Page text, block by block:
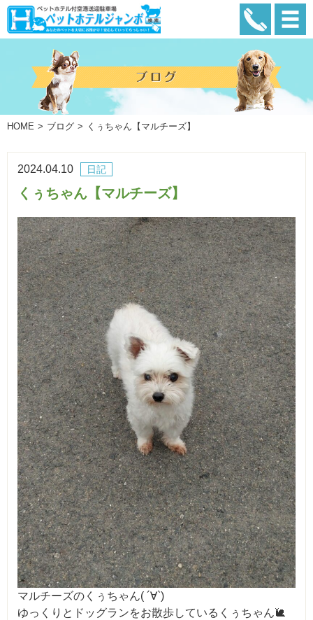
HOME ブログ くぅちゃん【マルチーズ】
日記
2024.04.10
くぅちゃん【マルチーズ】
マルチーズのくぅちゃん( ´∀`)
ゆっくりとドッグランをお散歩しているくぅちゃん🐌